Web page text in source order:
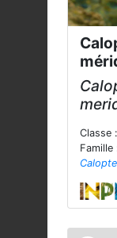
Classe :
Famille